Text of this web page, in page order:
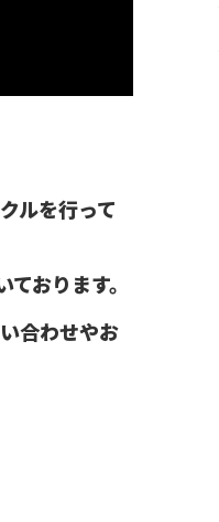
ルを行って
おります。
合わせやお